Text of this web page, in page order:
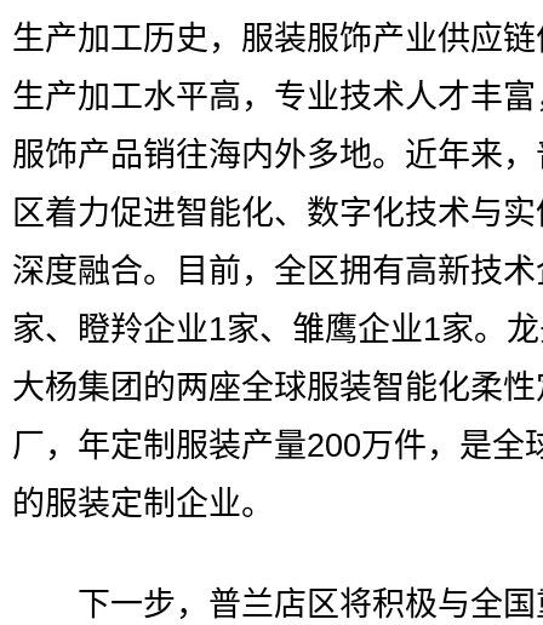
生产加工历史，服装服饰产业供应
生产加工水平高，专业技术人才丰
服饰产品销往海内外多地。近年来
区着力促进智能化、数字化技术与
深度融合。目前，全区拥有高新技
家、瞪羚企业1家、雏鹰企业1家。
大杨集团的两座全球服装智能化柔
厂，年定制服装产量200万件，是全
的服装定制企业。
下一步，普兰店区将积极与全国